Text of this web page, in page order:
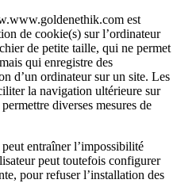
est
de cookie(s) sur l’ordinateur
de petite taille, qui ne permet
qui enregistre des
d’un ordinateur sur un site. Les
la navigation ultérieure sur
diverses mesures de
entraîner l’impossibilité
peut toutefois configurer
pour refuser l’installation des